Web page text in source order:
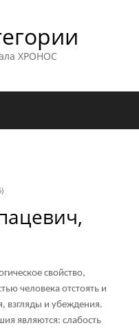
ХРОНОС
свойство,
человека отстоять и
взгляды и убеждения.
являются: слабость